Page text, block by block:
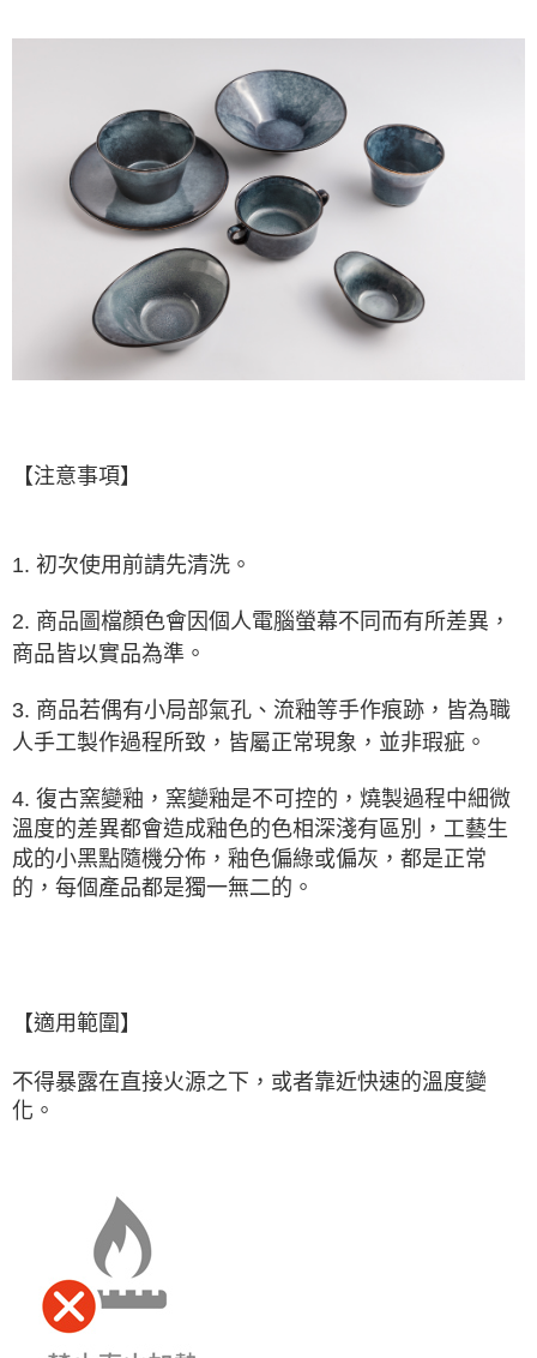
１．透過由恩沛科技股份有限公司提供之「AFTEE先享後付」服務完成之交
易，需依本服務之必要範圍內提供個人資料，並將交易相關給付款項請求債
權轉讓予恩沛科技股份有限公司。
２．關於個人資料處理事宜，請瀏覽以下網址：
https://aftee.tw/terms/#terms3
３．未成年的使用者請事先徵得法定代理人或監護人之同意方可使用
「AFTEE先享後付」，若未經同意申辦者引起之損失，本公司不負相關責
４．使用「AFTEE先享後付」時，將依據個別帳號之用戶狀況，依本公司即
時審查核予不同之上限額度；若仍有額度不足之情形，本公司將視審查結果
請求用戶進行身份認證。
５．嚴禁一人註冊多個帳號或使用他人資訊註冊。若發現惡意使用之情形，
恩沛科技股份有限公司將有權停止該用戶之使用額度並採取法律行動。
【注意事項】
1. 初次使用前請先清洗。
2. 商品圖檔顏色會因個人電腦螢幕不同而有所差異，
商品皆以實品為準。
3. 商品若偶有小局部氣孔、流釉等手作痕跡，皆為職
人手工製作過程所致，皆屬正常現象，並非瑕疵。
4. 復古窯變釉，窯變釉是不可控的 ，燒製過程中細微
溫度的差異都會造成釉色的色相深淺有區別，工藝生
成的小黑點隨機分佈，釉色偏綠或偏灰，都是正常
的，每個產品都是獨一無二的。
【適用範圍】
不得暴露在直接火源之下，或者靠近快速的溫度變
化。